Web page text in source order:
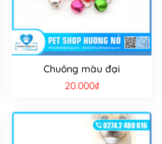
Chuông màu đại
20.000₫